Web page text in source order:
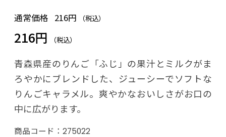
通常価格 216円 （税込）
216円 （税込）
青森県産のりんご「ふじ」の果汁とミルクがま
ろやかにブレンドした、ジューシーでソフトな
りんごキャラメル。爽やかなおいしさがお口の
中に広がります。
商品コード： 275022